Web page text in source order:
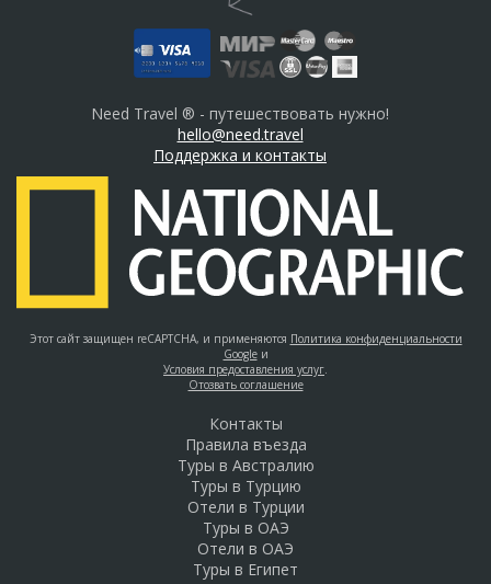
Need Travel ® - путешествовать нужно!
hello@need.travel
Поддержка и контакты
Этот сайт защищен reCAPTCHA, и применяются Политика конфиденциальности
Googleи
Условия предоставления услуг.
Отозвать соглашение
Контакты
Правила въезда
Туры в Австралию
Туры в Турцию
Отели в Турции
Туры в ОАЭ
Отели в ОАЭ
Туры в Египет